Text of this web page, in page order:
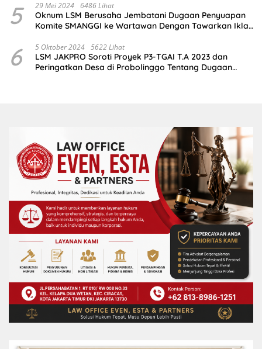
5 29 Mei 2024 6486 Lihat
Oknum LSM Berusaha Jembatani Dugaan Penyuapan
Komite SMANGGI ke Wartawan Dengan Tawarkan Iklan
6 5 Oktober 2024 5622 Lihat
LSM JAKPRO Soroti Proyek P3-TGAI T.A 2023 dan
Peringatkan Desa di Probolinggo Tentang Dugaan